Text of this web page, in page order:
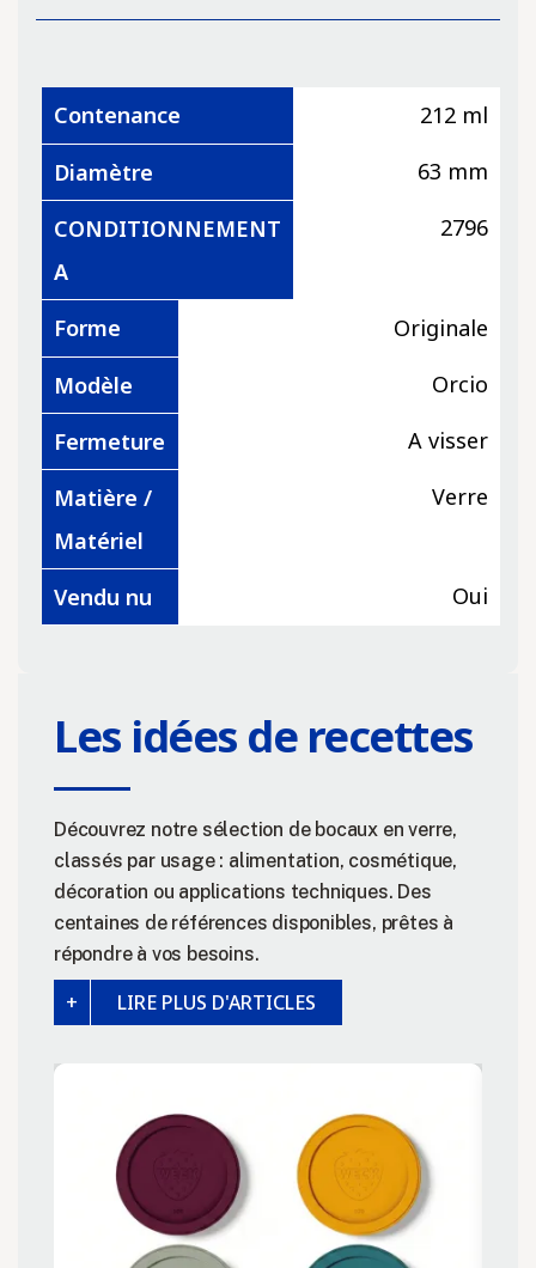
Contenance
212 ml
Diamètre
63 mm
CONDITIONNEMENT
A
2796
Forme
Originale
Modèle
Orcio
Fermeture
A visser
Matière /
Matériel
Verre
Vendu nu Oui
Les idées de recettes
Découvrez notre sélection de bocaux en verre,
classés par usage : alimentation, cosmétique,
décoration ou applications techniques. Des
centaines de références disponibles, prêtes à
répondre à vos besoins.
LIRE PLUS D'ARTICLES